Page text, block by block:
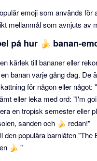
emoji som används
mellanmål som avnjuts av
på hur 🍌 banan-
kärlek till bananer eller
banan varje gång dag. De
för någon eller
eller leka med ord: "I'm
en tropisk semester eller
sanden och 🍌 redan!"
den populära barnlåten
🍌 "